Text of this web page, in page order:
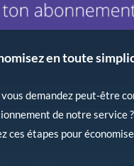
en toute
vous demandez peut-être
de notre service
ces étapes pour